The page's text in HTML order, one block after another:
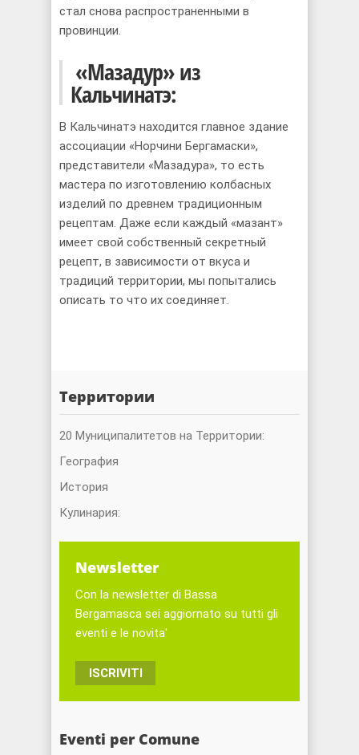
стал снова распространенными в
провинции.
«Мазадур» из
Кальчинатэ:
В Кальчинатэ находится главное здание
ассоциации «Норчини Бергамаски»,
представители «Мазадура», то есть
мастера по изготовлению колбасных
изделий по древнем традиционным
рецептам. Даже если каждый «мазант»
имеет свой собственный секретный
рецепт, в зависимости от вкуса и
традиций территории, мы попытались
описать то что их соединяет.
Территории
20 Муниципалитетов на Территории:
География
История
Кулинария:
Newsletter
Con la newsletter di Bassa
Bergamasca sei aggiornato su tutti gli
eventi e le novita'
ISCRIVITI
Eventi per Comune